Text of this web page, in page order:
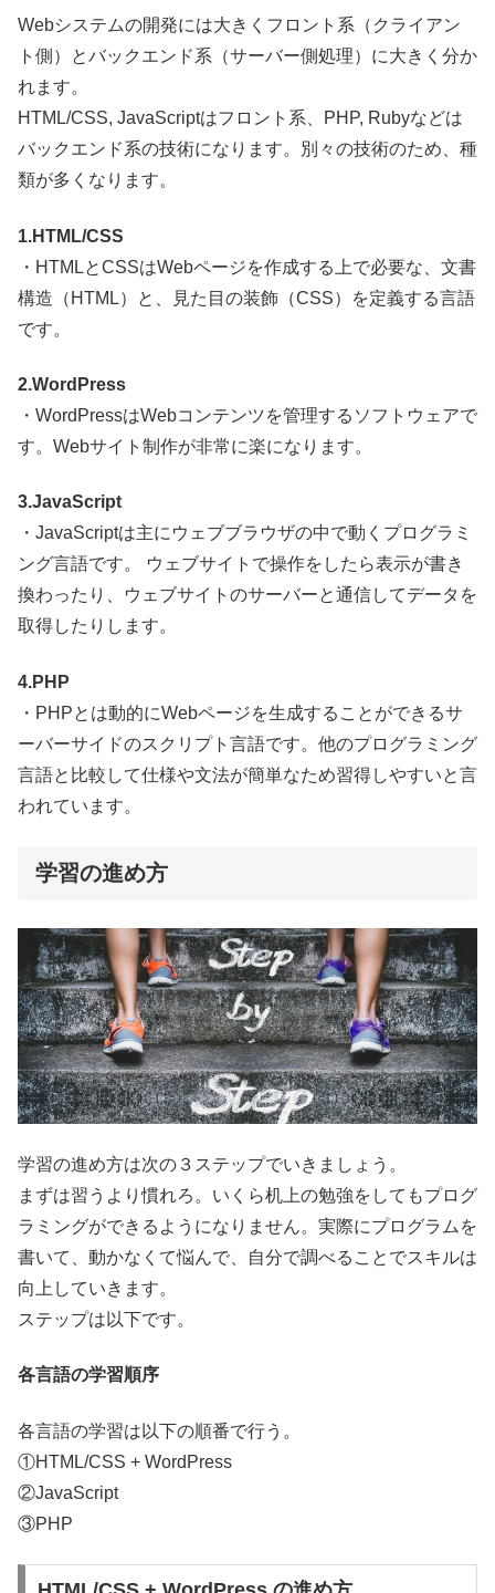
Webシステムの開発には大きくフロント系（クライアン
ト側）とバックエンド系（サーバー側処理）に大きく分か
れます。
HTML/CSS, JavaScriptはフロント系、PHP, Rubyなどは
バックエンド系の技術になります。別々の技術のため、種
類が多くなります。
1.HTML/CSS
・HTMLとCSSはWebページを作成する上で必要な、文書
構造（HTML）と、見た目の装飾（CSS）を定義する言語
です。
2.WordPress
・WordPressはWebコンテンツを管理するソフトウェアで
す。Webサイト制作が非常に楽になります。
3.JavaScript
・JavaScriptは主にウェブブラウザの中で動くプログラミ
ング言語です。 ウェブサイトで操作をしたら表示が書き
換わったり、ウェブサイトのサーバーと通信してデータを
取得したりします。
4.PHP
・PHPとは動的にWebページを生成することができるサ
ーバーサイドのスクリプト言語です。他のプログラミング
言語と比較して仕様や文法が簡単なため習得しやすいと言
われています。
学習の進め方
学習の進め方は次の３ステップでいきましょう。
まずは習うより慣れろ。いくら机上の勉強をしてもプログ
ラミングができるようになりません。実際にプログラムを
書いて、動かなくて悩んで、自分で調べることでスキルは
向上していきます。
ステップは以下です。
各言語の学習順序
各言語の学習は以下の順番で行う。
①HTML/CSS + WordPress
②JavaScript
③PHP